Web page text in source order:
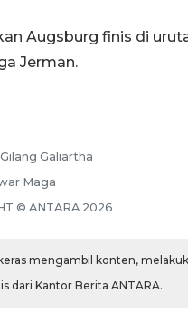
Augsburg finis di
Jerman.
Gilang Galiartha
Maga
© ANTARA 2026
mengambil konten,
dari Kantor Berita ANTARA.